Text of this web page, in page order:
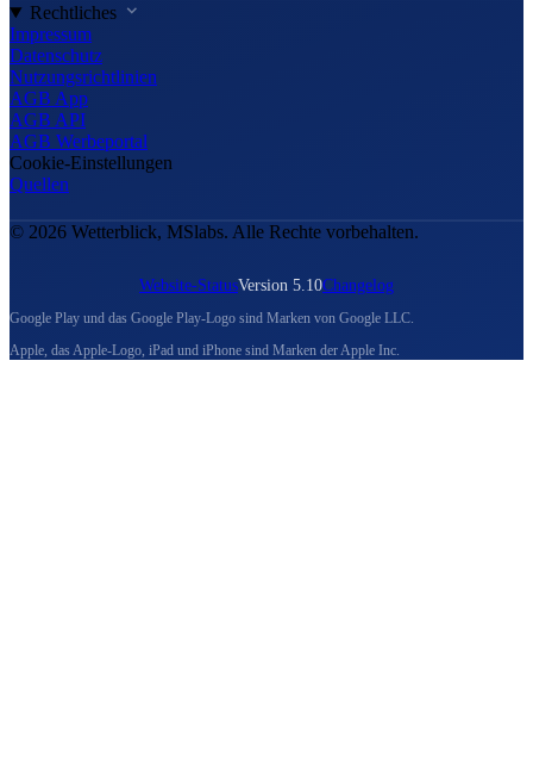
Rechtliches
Impressum
Datenschutz
Nutzungsrichtlinien
AGB App
AGB API
AGB Werbeportal
Cookie-Einstellungen
Quellen
© 2026 Wetterblick, MSlabs. Alle Rechte vorbehalten.
Website-StatusVersion 5.10Changelog
Google Play und das Google Play-Logo sind Marken von Google LLC.
Apple, das Apple-Logo, iPad und iPhone sind Marken der Apple Inc.